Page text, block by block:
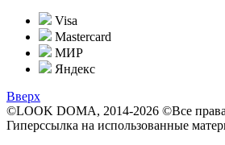
Visa
Mastercard
МИР
Яндекс
Вверх
©LOOK DOMA, 2014-2026 ©Все
Гиперссылка на использованные